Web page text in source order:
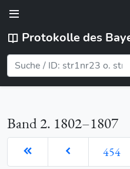
Protokolle des
Band 2. 1802–1807
454